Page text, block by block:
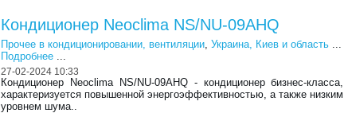
Кондиционер Neoclima NS/NU-09AHQ
Прочее в кондиционировании, вентиляции,Украина, Киев и область ...
Подробнее ...
27-02-2024 10:33
Кондиционер Neoclima NS/NU-09AHQ - кондиционер бизнес-класса,
характеризуется повышенной энергоэффективностью, а также низким
уровнем шума..